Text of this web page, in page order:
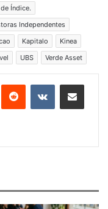
Índice.
Independentes
Kapitalo
Kinea
UBS Verde Asset